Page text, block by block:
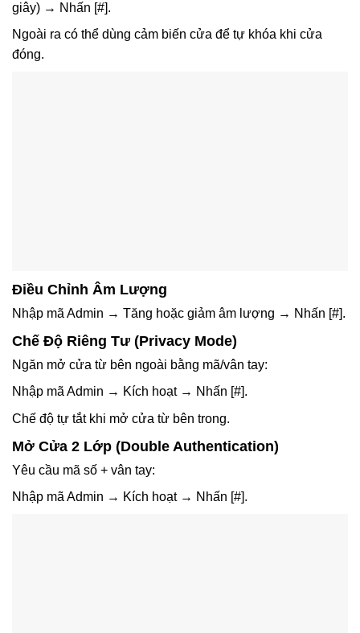
giây) → Nhấn [#].
Ngoài ra có thể dùng cảm biến cửa để tự khóa khi cửa
đóng.
Điều Chỉnh Âm Lượng
Nhập mã Admin → Tăng hoặc giảm âm lượng → Nhấn [#].
Chế Độ Riêng Tư (Privacy Mode)
Ngăn mở cửa từ bên ngoài bằng mã/vân tay:
Nhập mã Admin → Kích hoạt → Nhấn [#].
Chế độ tự tắt khi mở cửa từ bên trong.
Mở Cửa 2 Lớp (Double Authentication)
Yêu cầu mã số + vân tay:
Nhập mã Admin → Kích hoạt → Nhấn [#].